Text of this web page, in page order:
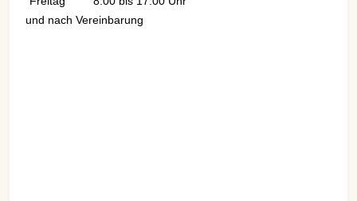
und nach Vereinbarung